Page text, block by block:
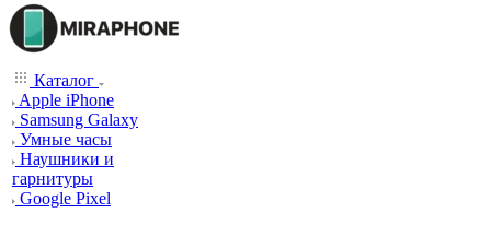
Каталог
Apple iPhone
Samsung Galaxy
Умные часы
Наушники и
гарнитуры
Google Pixel